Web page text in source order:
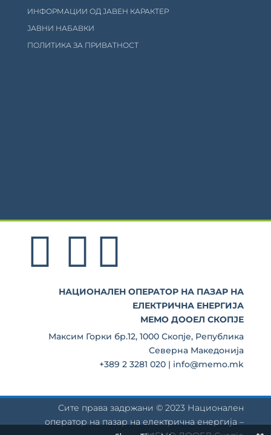
ИНФОРМАЦИИ ОД ЈАВЕН КАРАКТЕР
ЈАВНИ НАБАВКИ
ПОЛИТИКА ЗА ПРИВАТНОСТ
НАЦИОНАЛЕН ОПЕРАТОР НА ПАЗАР НА
ЕЛЕКТРИЧНА ЕНЕРГИЈА
МЕМО ДООЕЛ СКОПЈЕ
Максим Горки бр.12, 1000 Скопје, Република
Северна Македонија
+389 2 3281 020 | info@memo.mk
Сите права задржани © 2023 Национален
оператор на пазар на електрична енергија –